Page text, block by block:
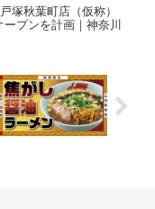
塚秋葉町店（仮称）
プンを計画｜神奈川